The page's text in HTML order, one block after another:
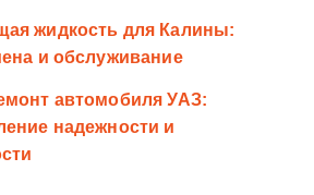
жидкость для Калины:
и обслуживание
автомобиля УАЗ:
надежности и